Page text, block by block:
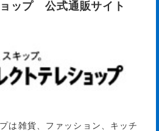
ップ 公式通販サイト
は雑貨、ファッション、キッチ